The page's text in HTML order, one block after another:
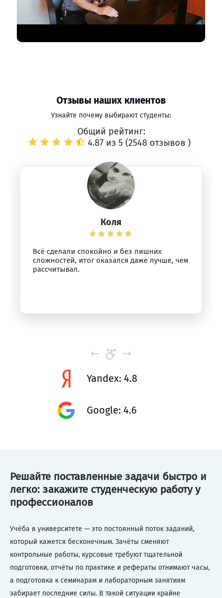
Отзывы наших клиентов
Узнайте почему выбирают студенты:
Общий рейтинг:
4.87 из 5 (2548 отзывов )
Коля
Всё сделали спокойно и без лишних
сложностей, итог оказался даже лучше, чем
рассчитывал.
Yandex: 4.8
Google: 4.6
Решайте поставленные задачи быстро и
легко: закажите студенческую работу у
профессионалов
Учёба в университете — это постоянный поток заданий,
который кажется бесконечным. Зачёты сменяют
контрольные работы, курсовые требуют тщательной
подготовки, отчёты по практике и рефераты отнимают часы,
а подготовка к семинарам и лабораторным занятиям
забирает последние силы. В такой ситуации крайне